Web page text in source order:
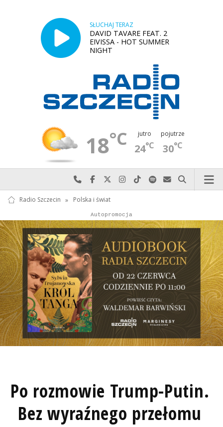
SŁUCHAJ TERAZ
DAVID TAVARE FEAT. 2
EIVISSA - HOT SUMMER
NIGHT
18°C jutro
24°C
pojutrze
30°C
Najlepiej po prostu do nas zadzwoń
Odwiedź nas na Facebook-u
Odwiedź nas na X
Odwiedź nas na Instagram-ie
Odwiedź nas na TikTok-u
Szukaj nas na Spotify
Wyślij do nas
Szukaj
Radio Szczecin » Polska i świat
Autopromocja
Autopromocja
Reklama
Po rozmowie Trump-Putin.
Bez wyraźnego przełomu